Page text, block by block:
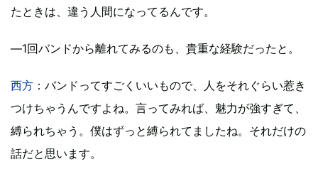
たときは、違う人間になってるんです。
―1回バンドから離れてみるのも、貴重な経験だったと。
西方 ：バンドってすごくいいもので、人をそれぐらい惹き
つけちゃうんですよね。言ってみれば、魅力が強すぎて、
縛られちゃう。僕はずっと縛られてましたね。それだけの
話だと思います。